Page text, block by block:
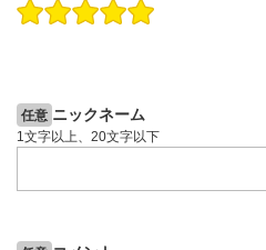
操作説明動画
任意 ニックネーム
1文字以上、20文字以下